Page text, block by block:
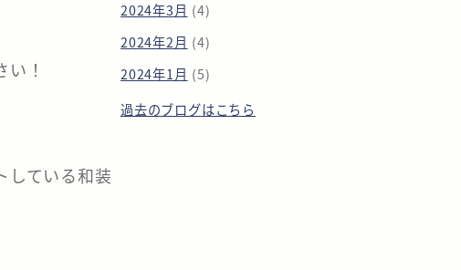
！
している和装
2024年3月 (4)
2024年2月 (4)
2024年1月 (5)
過去のブログはこちら